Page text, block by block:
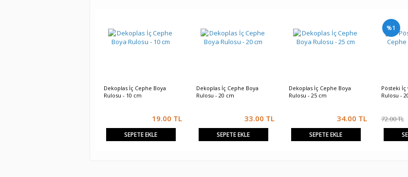
Dekoplas İç Cephe Boya
Rulosu - 10 cm
19.00 TL
SEPETE EKLE
Dekoplas İç Cephe Boya
Rulosu - 20 cm
33.00 TL
SEPETE EKLE
Dekoplas İç Cephe Boya
Rulosu - 25 cm
34.00 TL
SEPETE EKLE
%1
Pösteki İç
Rulosu -
72.00 TL